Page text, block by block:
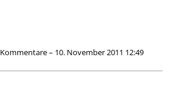
Kommentare – 10. November 2011 12:49